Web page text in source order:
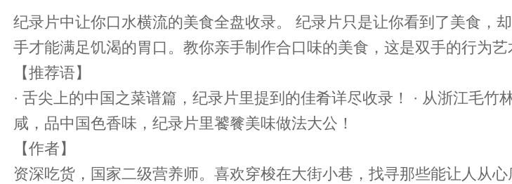
纪录片中让你口水横流的美食全盘收录。 纪录片只是让你看到了美食，却永远无法满足你的嘴巴。在这个吃货横行的社会，只有自己动
手才能满足饥渴的胃口。教你亲手制作合口味的美食，这是双手的行为
【推荐语】
· 舌尖上的中国之菜谱篇，纪录片里提到的佳肴详尽收录！ · 从浙江毛竹林到内蒙乌珠沁，纪录片里搜罗的食材一网尽！ · 尝酸甜苦辣
咸，品中国色香味，纪录片里饕餮美味做法大公！
【作者】
资深吃货，国家二级营养师。喜欢穿梭在大街小巷，找寻那些能让人从